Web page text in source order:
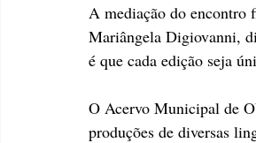
A mediação do encontro
Mariângela Digiovanni,
é que cada edição seja
O Acervo Municipal de
produções de diversas